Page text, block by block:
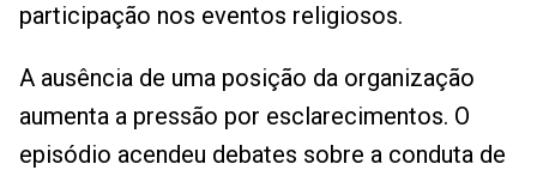
participação nos eventos religiosos.
A ausência de uma posição da organização
aumenta a pressão por esclarecimentos. O
episódio acendeu debates sobre a conduta de